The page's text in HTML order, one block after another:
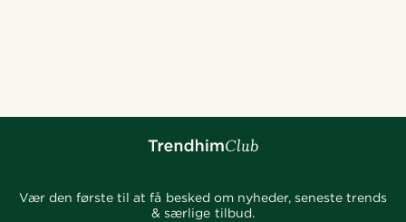
Vær den første til at få besked om nyheder, seneste trends
& særlige tilbud.